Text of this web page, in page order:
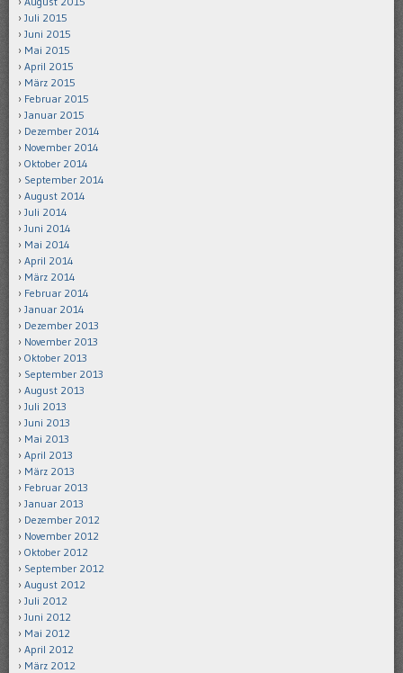
Juli 2015
Juni 2015
Mai 2015
April 2015
März 2015
Februar 2015
Januar 2015
Dezember 2014
November 2014
Oktober 2014
September 2014
August 2014
Juli 2014
Juni 2014
Mai 2014
April 2014
März 2014
Februar 2014
Januar 2014
Dezember 2013
November 2013
Oktober 2013
September 2013
August 2013
Juli 2013
Juni 2013
Mai 2013
April 2013
März 2013
Februar 2013
Januar 2013
Dezember 2012
November 2012
Oktober 2012
September 2012
August 2012
Juli 2012
Juni 2012
Mai 2012
April 2012
März 2012